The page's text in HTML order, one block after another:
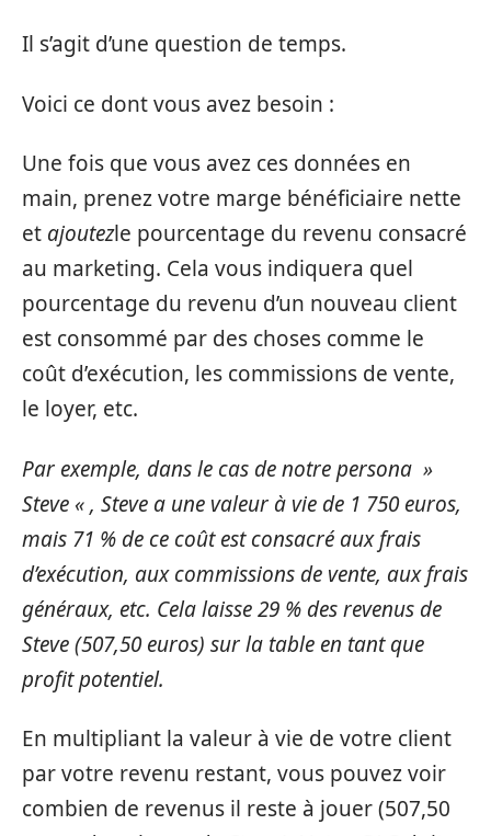
Il s’agit d’une question de temps.
Voici ce dont vous avez besoin :
Une fois que vous avez ces données en
main, prenez votre marge bénéficiaire nette
et ajoutezle pourcentage du revenu consacré
au marketing. Cela vous indiquera quel
pourcentage du revenu d’un nouveau client
est consommé par des choses comme le
coût d’exécution, les commissions de vente,
le loyer, etc.
Par exemple, dans le cas de notre persona »
Steve « , Steve a une valeur à vie de 1 750 euros,
mais 71 % de ce coût est consacré aux frais
d’exécution, aux commissions de vente, aux frais
généraux, etc. Cela laisse 29 % des revenus de
Steve (507,50 euros) sur la table en tant que
profit potentiel.
En multipliant la valeur à vie de votre client
par votre revenu restant, vous pouvez voir
combien de revenus il reste à jouer (507,50